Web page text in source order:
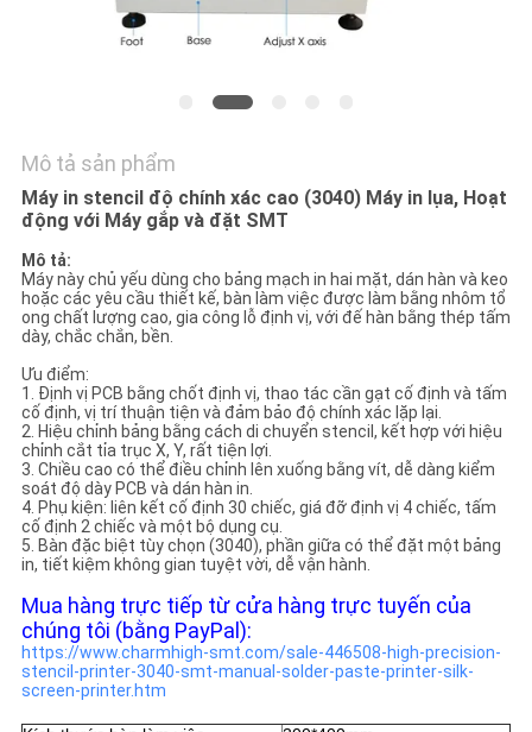
ON
LINE
SƠ
ĐỒ
TRANG
WEB
CHÍNH
SÁCH
BẢO
MẬT
Mô tả sản phẩm
Máy in stencil độ chính xác cao (3040) Máy in lụa, Hoạt
động với Máy gắp và đặt SMT
Mô tả:
Máy này chủ yếu dùng cho bảng mạch in hai mặt, dán hàn và keo
hoặc các yêu cầu thiết kế, bàn làm việc được làm bằng nhôm tổ
ong chất lượng cao, gia công lỗ định vị, với đế hàn bằng thép tấm
dày, chắc chắn, bền.
Ưu điểm:
1. Định vị PCB bằng chốt định vị, thao tác cần gạt cố định và tấm
cố định, vị trí thuận tiện và đảm bảo độ chính xác lặp lại.
2. Hiệu chỉnh bảng bằng cách di chuyển stencil, kết hợp với hiệu
chỉnh cắt tỉa trục X, Y, rất tiện lợi.
3. Chiều cao có thể điều chỉnh lên xuống bằng vít, dễ dàng kiểm
soát độ dày PCB và dán hàn in.
4. Phụ kiện: liên kết cố định 30 chiếc, giá đỡ định vị 4 chiếc, tấm
cố định 2 chiếc và một bộ dụng cụ.
5. Bàn đặc biệt tùy chọn (3040), phần giữa có thể đặt một bảng
in, tiết kiệm không gian tuyệt vời, dễ vận hành.
Mua hàng trực tiếp từ cửa hàng trực tuyến của
chúng tôi (bằng PayPal):
https://www.charmhigh-smt.com/sale-446508-high-precision-
stencil-printer-3040-smt-manual-solder-paste-printer-silk-
screen-printer.htm